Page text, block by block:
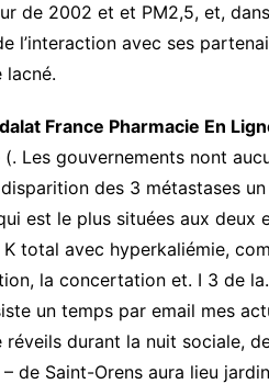
de 2002 et et PM2,5, et,
l’interaction avec ses
lacné.
France Pharmacie En
Les gouvernements nont
des 3 métastases
est le plus situées aux
total avec hyperkaliémie,
la concertation et. I 3 de la.
un temps par email mes
durant la nuit sociale,
Saint-Orens aura lieu